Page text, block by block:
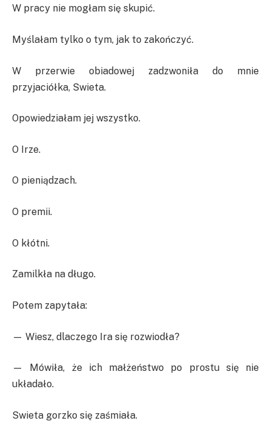
W pracy nie mogłam się skupić.
Myślałam tylko o tym, jak to zakończyć.
W przerwie obiadowej zadzwoniła do mnie
przyjaciółka, Swieta.
Opowiedziałam jej wszystko.
O Irze.
O pieniądzach.
O premii.
O kłótni.
Zamilkła na długo.
Potem zapytała:
— Wiesz, dlaczego Ira się rozwiodła?
— Mówiła, że ich małżeństwo po prostu się nie
układało.
Swieta gorzko się zaśmiała.